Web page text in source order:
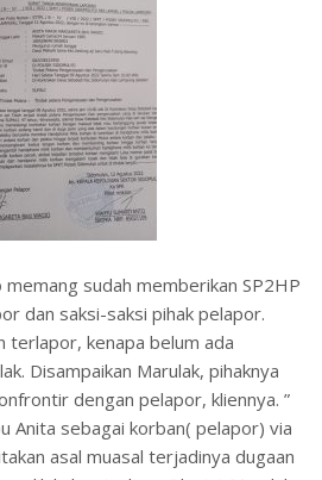
memang sudah memberikan SP2HP
dan saksi-saksi pihak pelapor.
terlapor, kenapa belum ada
Disampaikan Marulak, pihaknya
dengan pelapor, kliennya. ”
Anita sebagai korban( pelapor) via
asal muasal terjadinya dugaan